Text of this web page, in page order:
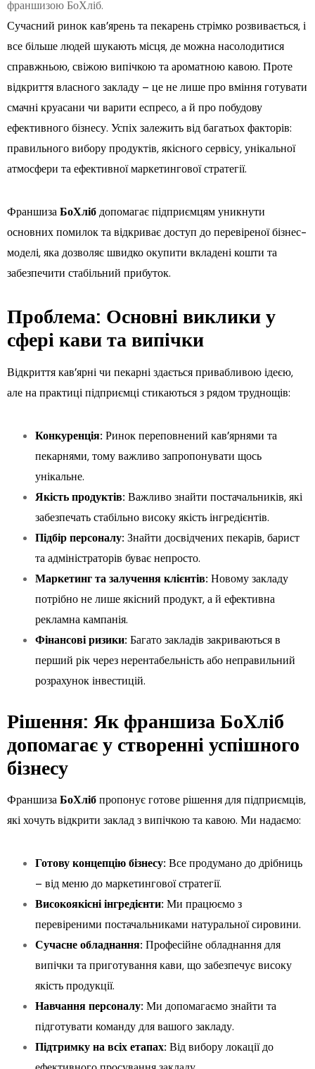
Сучасний ринок кав’ярень та пекарень стрімко розвивається, і
все більше людей шукають місця, де можна насолодитися
справжньою, свіжою випічкою та ароматною кавою. Проте
відкриття власного закладу – це не лише про вміння готувати
смачні круасани чи варити еспресо, а й про побудову
ефективного бізнесу. Успіх залежить від багатьох факторів:
правильного вибору продуктів, якісного сервісу, унікальної
атмосфери та ефективної маркетингової стратегії.
ФраншизаБоХлібдопомагає підприємцям уникнути
основних помилок та відкриває доступ до перевіреної бізнес-
моделі, яка дозволяє швидко окупити вкладені кошти та
забезпечити стабільний прибуток.
Проблема: Основні виклики у
сфері кави та випічки
Відкриття кав’ярні чи пекарні здається привабливою ідеєю,
але на практиці підприємці стикаються з рядом труднощів:
Конкуренція: Ринок переповнений кав’ярнями та
пекарнями, тому важливо запропонувати щось
унікальне.
Якість продуктів: Важливо знайти постачальників, які
забезпечать стабільно високу якість інгредієнтів.
Підбір персоналу: Знайти досвідчених пекарів, барист
та адміністраторів буває непросто.
Маркетинг та залучення клієнтів: Новому закладу
потрібно не лише якісний продукт, а й ефективна
рекламна кампанія.
Фінансові ризики: Багато закладів закриваються в
перший рік через нерентабельність або неправильний
розрахунок інвестицій.
Рішення: Як франшиза БоХліб
допомагає у створенні успішного
бізнесу
ФраншизаБоХлібпропонує готове рішення для підприємців,
які хочуть відкрити заклад з випічкою та кавою. Ми надаємо:
Готову концепцію бізнесу: Все продумано до дрібниць
– від меню до маркетингової стратегії.
Високоякісні інгредієнти: Ми працюємо з
перевіреними постачальниками натуральної сировини.
Сучасне обладнання: Професійне обладнання для
випічки та приготування кави, що забезпечує високу
якість продукції.
Навчання персоналу: Ми допомагаємо знайти та
підготувати команду для вашого закладу.
Підтримку на всіх етапах: Від вибору локації до